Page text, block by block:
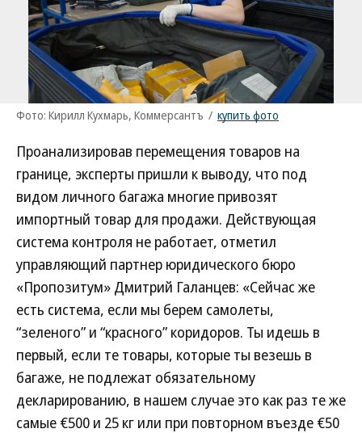
Фото: Кирилл Кухмарь, Коммерсантъ / купить фото
Проанализировав перемещения товаров на
границе, эксперты пришли к выводу, что под
видом личного багажа многие привозят
импортный товар для продажи. Действующая
система контроля не работает, отметил
управляющий партнер юридического бюро
«Пропозитум» Дмитрий Галанцев: «Сейчас же
есть система, если мы берем самолеты,
“зеленого” и “красного” коридоров. Ты идешь в
первый, если те товары, которые ты везешь в
багаже, не подлежат обязательному
декларированию, в нашем случае это как раз те же
самые €500 и 25 кг или при повторном въезде €50